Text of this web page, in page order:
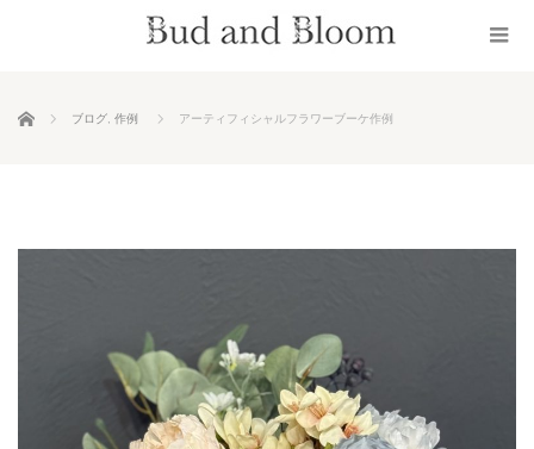
ホーム ブログ 作例 アーティフィシャルフラワーブーケ作例